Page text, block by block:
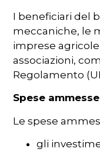
I beneficiari del
meccaniche, le
imprese
associazioni,
Regolamento
Spese ammesse
Le spese
gli